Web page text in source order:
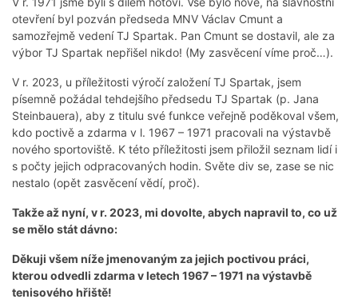
otevření byl pozván předseda MNV Václav Cmunt a
samozřejmě vedení TJ Spartak. Pan Cmunt se dostavil, ale za
výbor TJ Spartak nepřišel nikdo! (My zasvěcení víme proč…).
V r. 2023, u příležitosti výročí založení TJ Spartak, jsem
písemně požádal tehdejšího předsedu TJ Spartak (p. Jana
Steinbauera), aby z titulu své funkce veřejně poděkoval všem,
kdo poctivě a zdarma v l. 1967 – 1971 pracovali na výstavbě
nového sportoviště. K této příležitosti jsem přiložil seznam lidí i
s počty jejich odpracovaných hodin. Světe div se, zase se nic
nestalo (opět zasvěcení vědí, proč).
Takže až nyní, v r. 2023, mi dovolte, abych napravil to, co už
se mělo stát dávno:
Děkuji všem níže jmenovaným za jejich poctivou práci,
kterou odvedli zdarma v letech 1967 – 1971 na výstavbě
tenisového hřiště!